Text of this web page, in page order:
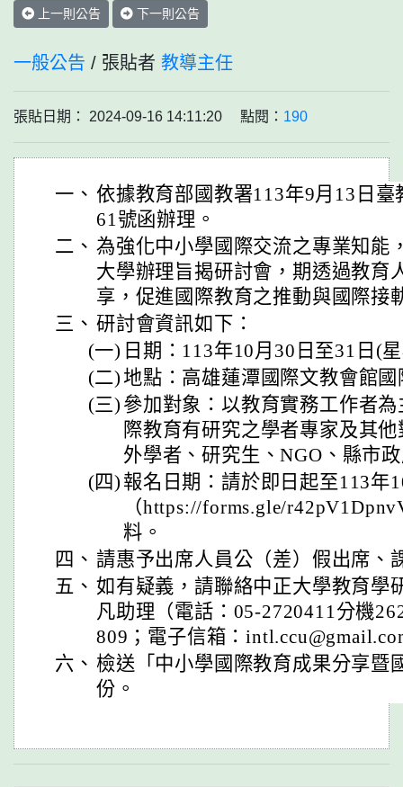
上一則公告 下一則公告
一般公告 / 張貼者 教導主任
張貼日期： 2024-09-16 14:11:20 點閱： 190
一、 依據教育部國教署113年9月13日
61號函辦理。
二、 為強化中小學國際交流之專業知能
大學辦理旨揭研討會，期透過教育
享，促進國際教育之推動與國際接
三、 研討會資訊如下：
(一) 日期：113年10月30日至31日(
(二)地點：高雄蓮潭國際文教會館
(三) 參加對象：以教育實務工作者
際教育有研究之學者專家及其
外學者、研究生、NGO、縣市
(四) 報名日期：請於即日起至113年
（https://forms.gle/
料。
四、 請惠予出席人員公（差）假出席、
五、 如有疑義，請聯絡中正大學教育學
凡助理（電話：05-2720411分機
809；電子信箱：
六、 檢送「中小學國際教育成果分享暨
份。